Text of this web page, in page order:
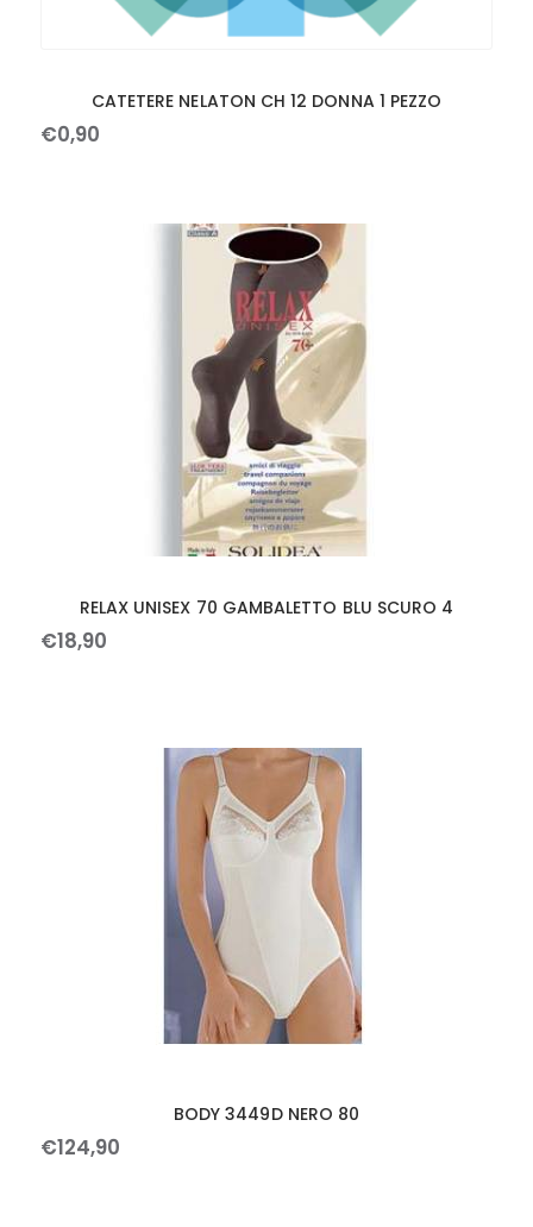
CATETERE NELATON CH 12 DONNA 1 PEZZO
€0,90
RELAX UNISEX 70 GAMBALETTO BLU SCURO 4
€18,90
BODY 3449D NERO 80
€124,90